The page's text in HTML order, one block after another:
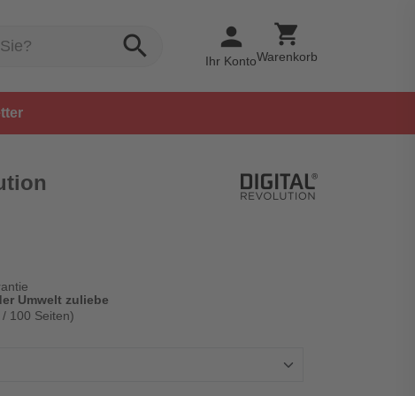
search person
Ihr Konto
shopping_cart
Warenkorb
Umwelt zuliebe
100 Seiten)